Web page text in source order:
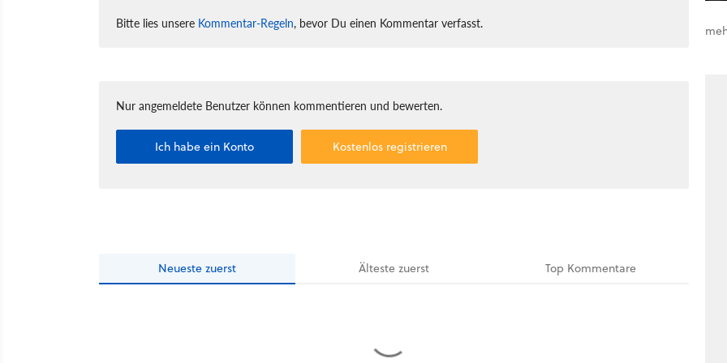
Bitte lies unsere Kommentar-Regeln, bevor Du einen Kommentar verfasst.
Nur angemeldete Benutzer können kommentieren und bewerten.
Ich habe ein Konto Kostenlos registrieren
Neueste zuerst Ältestezuerst Top Kommentare